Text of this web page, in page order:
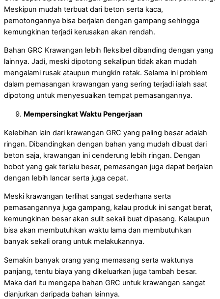
Meskipun mudah terbuat dari beton serta kaca,
pemotongannya bisa berjalan dengan gampang sehingga
kemungkinan terjadi kerusakan akan rendah.
Bahan GRC Krawangan lebih fleksibel dibanding dengan yang
lainnya. Jadi, meski dipotong sekalipun tidak akan mudah
mengalami rusak ataupun mungkin retak. Selama ini problem
dalam pemasangan krawangan yang sering terjadi ialah saat
dipotong untuk menyesuaikan tempat pemasangannya.
Mempersingkat Waktu Pengerjaan
Kelebihan lain dari krawangan GRC yang paling besar adalah
ringan. Dibandingkan dengan bahan yang mudah dibuat dari
beton saja, krawangan ini cenderung lebih ringan. Dengan
bobot yang gak terlalu besar, pemasangan juga dapat berjalan
dengan lebih lancar serta juga cepat.
Meski krawangan terlihat sangat sederhana serta
pemasangannya juga gampang, kalau produk ini sangat berat,
kemungkinan besar akan sulit sekali buat dipasang. Kalaupun
bisa akan membutuhkan waktu lama dan membutuhkan
banyak sekali orang untuk melakukannya.
Semakin banyak orang yang memasang serta waktunya
panjang, tentu biaya yang dikeluarkan juga tambah besar.
Maka dari itu mengapa bahan GRC untuk krawangan sangat
dianjurkan daripada bahan lainnya.